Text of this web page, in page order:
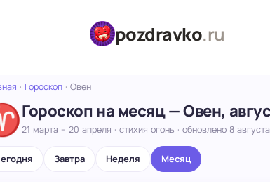
pozdravko.ru
· Гороскоп· Овен
Гороскоп на месяц — Овен,
21 марта – 20 апреля · стихия огонь · обновлено 8 августа
Завтра Неделя Месяц